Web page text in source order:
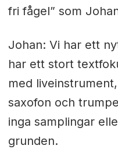
fri fågel” som
Johan: Vi har ett
har ett stort
med
saxofon och
inga samplingar
grunden.